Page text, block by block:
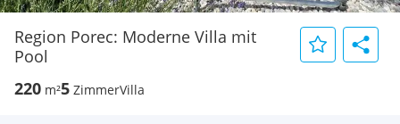
Region Porec: Moderne Villa mit
Pool
220 m²5 ZimmerVilla